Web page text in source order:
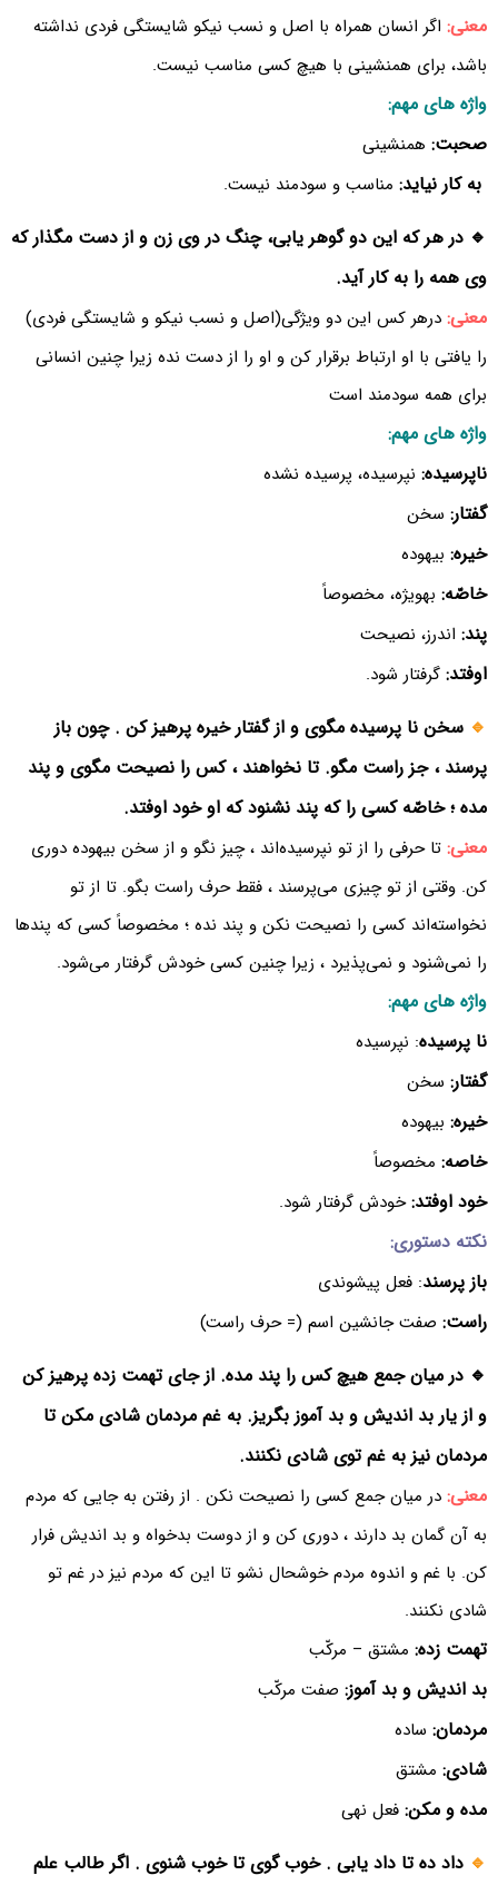
معنی: اگر انسان همراه با اصل و نسب نیکو شایستگی فردی نداشته
باشد، برای همنشینی با هیچ کسی مناسب نیست.
واژه های مهم:
صحبت: همنشینی
به کار نیاید: مناسب و سودمند نیست.
🔹 در هر که این دو گوهر یابی، چنگ در وی زن و از دست مگذار که
وی همه را به کار آید.
معنی: درهر کس این دو ویژگی(اصل و نسب نیکو و شایستگی فردی)
را یافتی با او ارتباط برقرار کن و او را از دست نده زیرا چنین انسانی
برای همه سودمند است
واژه های مهم:
ناپرسیده: نپرسیده، پرسیده نشده
گفتار: سخن
خیره: بیهوده
خاصّه: بهویژه، مخصوصاً
پند: اندرز، نصیحت
اوفتد: گرفتار شود.
🔹 سخن نا پرسیده مگوی و از گفتار خیره پرهیز کن . چون باز
پرسند ، جز راست مگو. تا نخواهند ، کس را نصیحت مگوی و پند
مده ؛ خاصّه کسی را که پند نشنود که او خود اوفتد.
معنی: تا حرفی را از تو نپرسیده‌اند ، چیز نگو و از سخن بیهوده دوری
کن. وقتی از تو چیزی می‌پرسند ، فقط حرف راست بگو. تا از تو
نخواسته‌اند کسی را نصیحت نکن و پند نده ؛ مخصوصاً کسی که پندها
را نمی‌شنود و نمی‌پذیرد ، زیرا چنین کسی خودش گرفتار می‌شود.
واژه های مهم:
نا پرسیده: نپرسیده
گفتار: سخن
خیره: بیهوده
خاصه: مخصوصاً
خود اوفتد:خودش گرفتار شود.
نکته دستوری:
باز پرسند: فعل پیشوندی
راست: صفت جانشین اسم (= حرف راست)
🔹 در میان جمع هیچ کس را پند مده. از جای تهمت زده پرهیز کن
و از یار بد اندیش و بد آموز بگریز. به غم مردمان شادی مکن تا
مردمان نیز به غم توی شادی نکنند.
معنی: در میان جمع کسی را نصیحت نکن . از رفتن به جایی که مردم
به آن گمان بد دارند ، دوری کن و از دوست بدخواه و بد اندیش فرار
کن. با غم و اندوه مردم خوشحال نشو تا این که مردم نیز در غم تو
شادی نکنند.
تهمت زده: مشتق – مرکّب
بد اندیش و بد آموز: صفت مرکّب
مردمان: ساده
شادی: مشتق
مده و مکن: فعل نهی
🔹 داد ده تا داد یابی . خوب گوی تا خوب شنوی . اگر طالب علم